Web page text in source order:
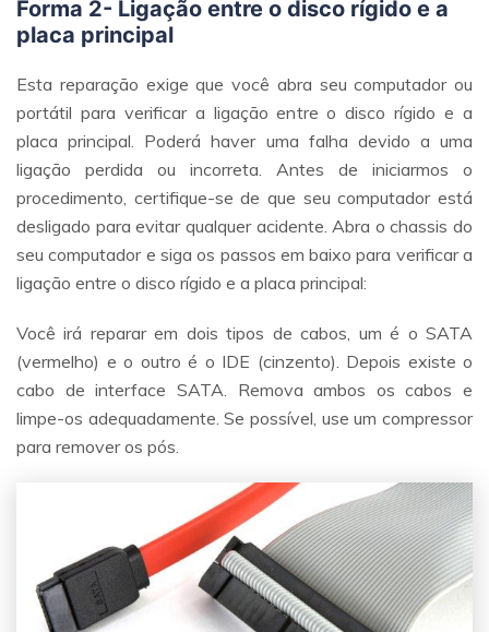
Forma 2- Ligação entre o disco rígido e a
placa principal
Esta reparação exige que você abra seu computador ou
portátil para verificar a ligação entre o disco rígido e a
placa principal. Poderá haver uma falha devido a uma
ligação perdida ou incorreta. Antes de iniciarmos o
procedimento, certifique-se de que seu computador está
desligado para evitar qualquer acidente. Abra o chassis do
seu computador e siga os passos em baixo para verificar a
ligação entre o disco rígido e a placa principal:
Você irá reparar em dois tipos de cabos, um é o SATA
(vermelho) e o outro é o IDE (cinzento). Depois existe o
cabo de interface SATA. Remova ambos os cabos e
limpe-os adequadamente. Se possível, use um compressor
para remover os pós.